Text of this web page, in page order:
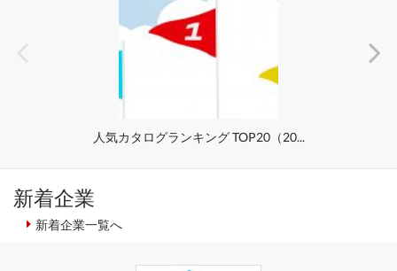
人気カタログランキング TOP20（20...
新着企業
新着企業一覧へ